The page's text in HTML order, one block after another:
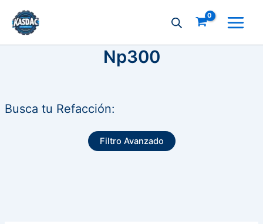
contenido
Np300
Busca tu Refacción:
Filtro Avanzado